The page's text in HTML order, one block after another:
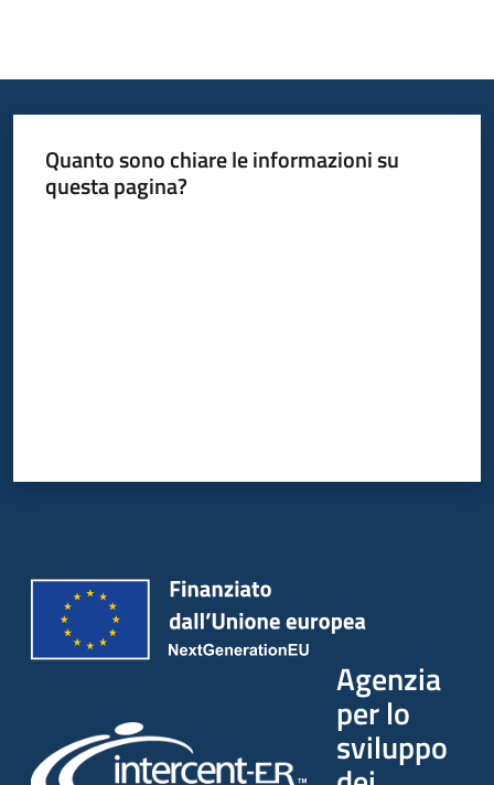
Quanto sono chiare le informazioni su
questa pagina?
Agenzia
per lo
sviluppo